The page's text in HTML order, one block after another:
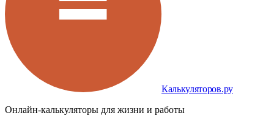
Калькуляторов.ру
Онлайн-калькуляторы для жизни и работы